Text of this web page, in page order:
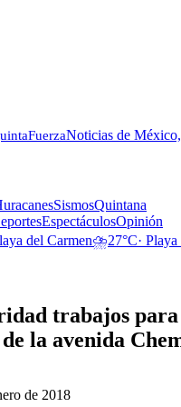
FuerzaNoticias de
SismosQuintana
EspectáculosOpinión
del Carmen⛈️27°C· Playa
trabajos
la avenida
de 2018